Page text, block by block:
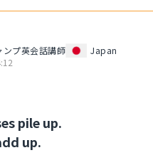
ンプ英会話講師
Japan
pile up.
up.